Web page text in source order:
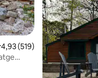
de puntuació mitjana
4,93 (519)